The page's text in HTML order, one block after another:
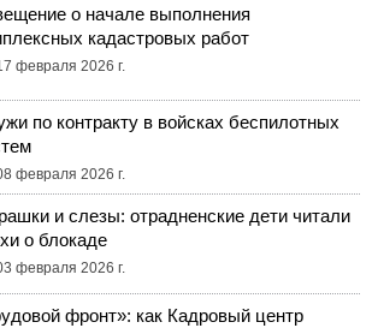
о начале выполнения
кадастровых работ
февраля 2026 г.
по контракту в войсках беспилотных
февраля 2026 г.
и слезы: отрадненские дети читали
о блокаде
февраля 2026 г.
фронт»: как Кадровый центр